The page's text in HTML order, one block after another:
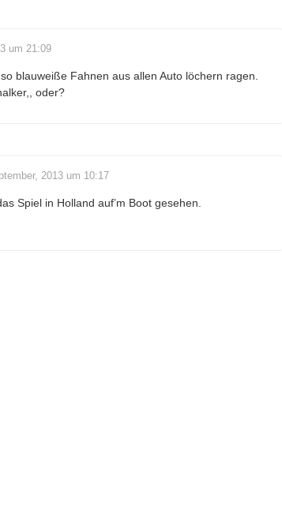
um 21:09
blauweiße Fahnen aus allen Auto löchern ragen.
oder?
2013 um 10:17
Spiel in Holland auf’m Boot gesehen.